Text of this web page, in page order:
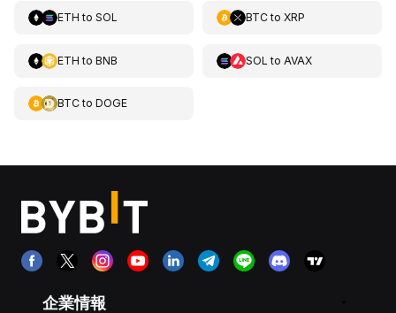
ETH to SOL BTCto XRP
ETH to BNB SOL to AVAX
BTCto DOGE
企業情報